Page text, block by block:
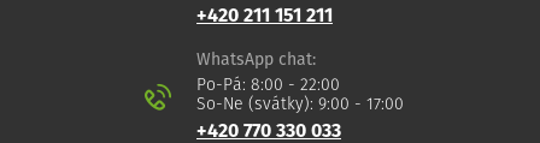
+420 211 151 211
WhatsApp chat:
Po-Pá: 8:00 - 22:00
So-Ne (svátky): 9:00 - 17:00
+420 770 330 033